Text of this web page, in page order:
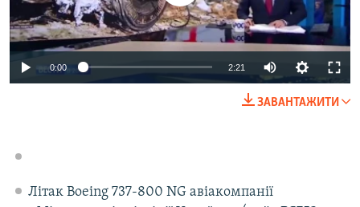
1080p
0:00 2:21
ЗАВАНТАЖИТИ
Літак Boeing 737-800 NG авіакомпанії